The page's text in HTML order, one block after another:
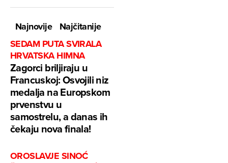
Najnovije
Najčitanije
SEDAM PUTA SVIRALA
HRVATSKA HIMNA
Zagorci briljiraju u
Francuskoj: Osvojili niz
medalja na Europskom
prvenstvu u
samostrelu, a danas ih
čekaju nova finala!
OROSLAVJE SINOĆ